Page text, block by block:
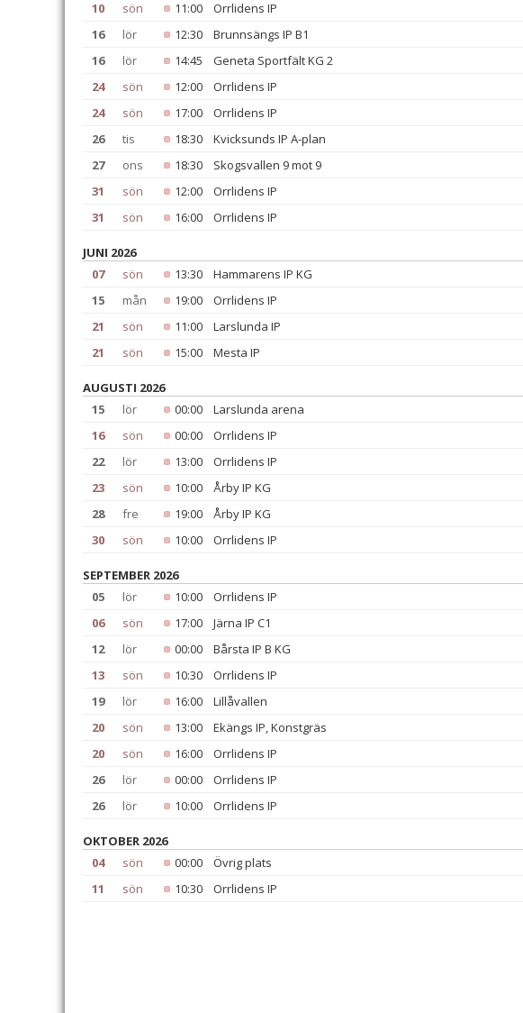
10
sön 11:00 Orrlidens IP
16
lör 12:30 Brunnsängs IP B1
16
lör 14:45 Geneta Sportfält KG 2
24
sön 12:00 Orrlidens IP
24
sön 17:00 Orrlidens IP
26
tis 18:30 Kvicksunds IP A-plan
27
ons 18:30 Skogsvallen 9 mot 9
31
sön 12:00 Orrlidens IP
31
sön 16:00 Orrlidens IP
JUNI 2026
07
sön 13:30 Hammarens IP KG
15
mån 19:00 Orrlidens IP
21
sön 11:00 Larslunda IP
21
sön 15:00 Mesta IP
AUGUSTI 2026
15
lör 00:00 Larslunda arena
16
sön 00:00 Orrlidens IP
22
lör 13:00 Orrlidens IP
23
sön 10:00 Årby IP KG
28
fre 19:00 Årby IP KG
30
sön 10:00 Orrlidens IP
SEPTEMBER 2026
05
lör 10:00 Orrlidens IP
06
sön 17:00 Järna IP C1
12
lör 00:00 Bårsta IP B KG
13
sön 10:30 Orrlidens IP
19
lör 16:00 Lillåvallen
20
sön 13:00 Ekängs IP, Konstgräs
20
sön 16:00 Orrlidens IP
26
lör 00:00 Orrlidens IP
26
lör 10:00 Orrlidens IP
OKTOBER 2026
04
sön 00:00 Övrig plats
11
sön 10:30 Orrlidens IP